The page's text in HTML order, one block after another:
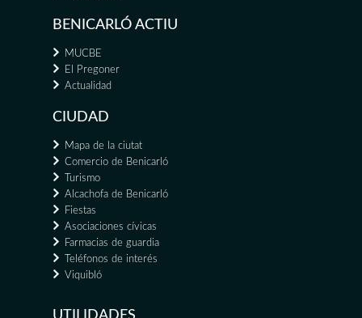
BENICARLÓ ACTIU
MUCBE
El Pregoner
Actualidad
CIUDAD
Mapa de la ciutat
Comercio de Benicarló
Turismo
Alcachofa de Benicarló
Fiestas
Asociaciones cívicas
Farmacias de guardia
Teléfonos de interés
Viquibló